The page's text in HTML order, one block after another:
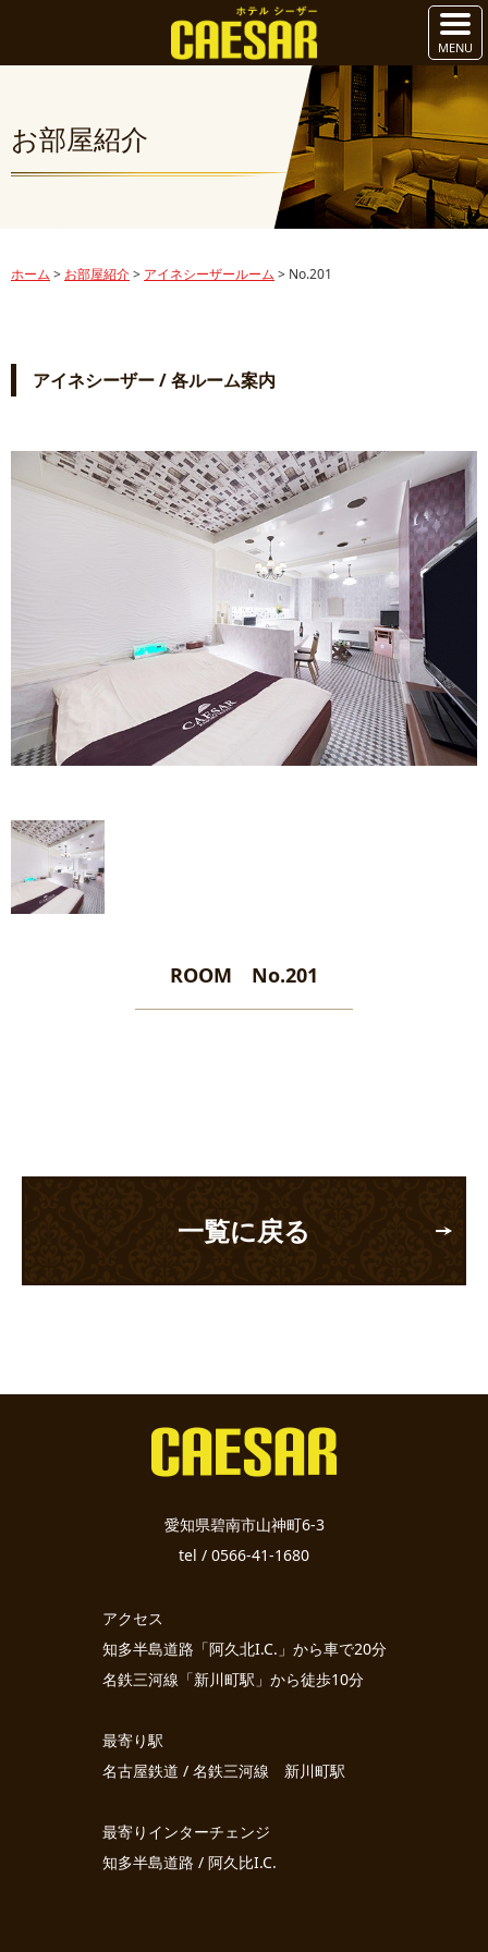
お部屋紹介
ホーム > お部屋紹介> アイネシーザールーム > No.201
アイネシーザー / 各ルーム案内
ROOM No.201
一覧に戻る
愛知県碧南市山神町6-3
tel / 0566-41-1680
アクセス
知多半島道路「阿久北I.C.」から車で20分
名鉄三河線「新川町駅」から徒歩10分
最寄り駅
名古屋鉄道 / 名鉄三河線 新川町駅
最寄りインターチェンジ
知多半島道路 / 阿久比I.C.